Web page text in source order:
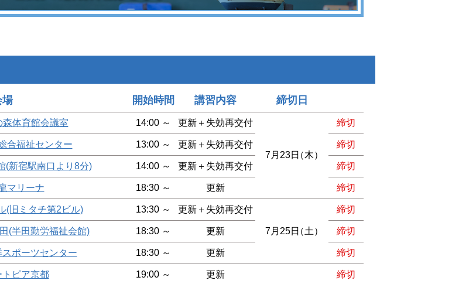
場 開始時間 講習内容 締切日
体育館会議室 14:00 ～ 更新＋失効再交付
7月23日（木）
締切
合福祉センター 13:00 ～ 更新＋失効再交付 締切
(新宿駅南口より8分) 14:00 ～ 更新＋失効再交付 締切
マリーナ 18:30 ～ 更新 締切
(旧ミタチ第2ビル) 13:30 ～ 更新＋失効再交付
7月25日（土）
締切
(半田勤労福祉会館) 18:30 ～ 更新 締切
ポーツセンター 18:30 ～ 更新 締切
ピア京都 19:00 ～ 更新 締切